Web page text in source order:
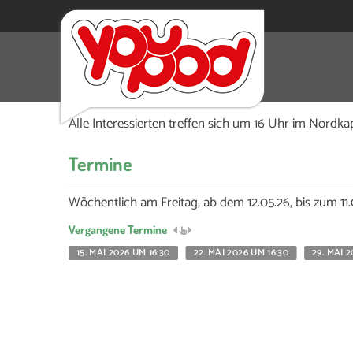
Jeden Freitag von 16.30 bis 17.30 Uhr kannst
Sportplatz des TV Kalkum Wittlaer am
Alle Interessierten treffen sich um 16 Uhr im
Termine
Wöchentlich am Freitag, ab dem 12.05.26, bis zum
Vergangene Termine
15. MAI 2026 UM 16:30
22. MAI 2026 UM 16:30 29. MAI